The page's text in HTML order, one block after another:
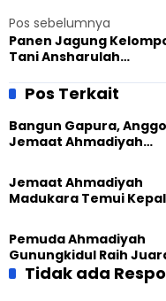
Pos sebelumnya
Panen Jagung
Tani Ansharulah
Kemandirian Ekonomi
Pos Terkait
Bangun Gapura,
Jemaat Ahmadiyah
Sambut HUT RI ke-81
Jemaat Ahmadiyah
Madukara Temui
Komitmen Jaga
Kerukunan
Pemuda Ahmadiyah
Gunungkidul Raih
Lomba Video Literasi
Tidak ada